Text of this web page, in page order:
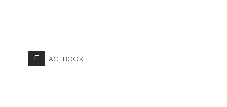
F ACEBOOK